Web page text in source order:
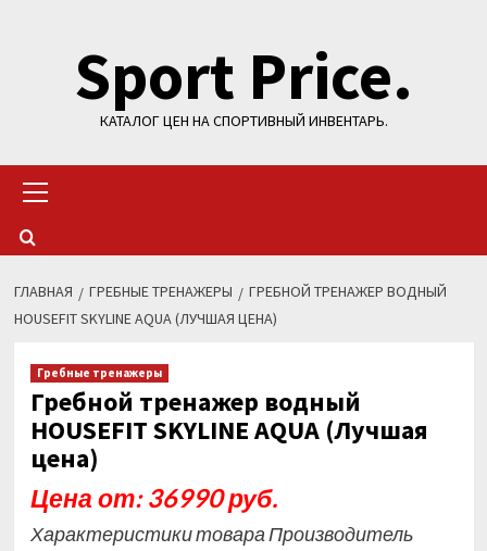
содержимомуSport Price.
КАТАЛОГ ЦЕН НА СПОРТИВНЫЙ ИНВЕНТАРЬ.
меню
ГЛАВНАЯ ГРЕБНЫЕ ТРЕНАЖЕРЫ
ГРЕБНОЙ ТРЕНАЖЕР ВОДНЫЙ
HOUSEFIT SKYLINE AQUA (ЛУЧШАЯ ЦЕНА)
Гребные тренажеры
Гребной тренажер водный
HOUSEFIT SKYLINE AQUA (Лучшая
цена)
Цена от: 36990 руб.
Характеристики товара Производитель